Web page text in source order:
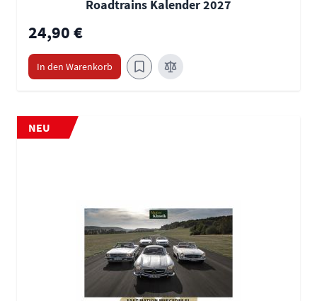
Roadtrains Kalender 2027
24,90 €
In den Warenkorb
NEU